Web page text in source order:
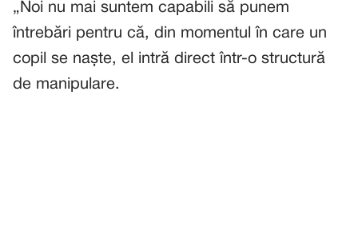
„Noi nu mai suntem capabili să punem
întrebări pentru că, din momentul în care un
copil se naște, el intră direct într-o structură
de manipulare.